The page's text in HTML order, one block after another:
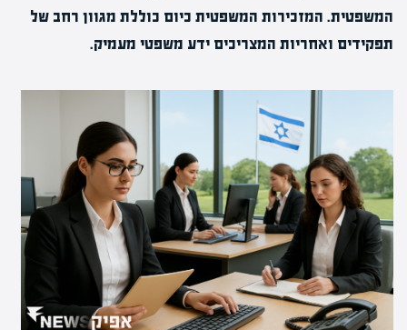
המשפטית. המזכירות המשפטית כיום כוללת מגוון רחב של
תפקידים ואחריות המצריכים ידע משפטי מעמיק.